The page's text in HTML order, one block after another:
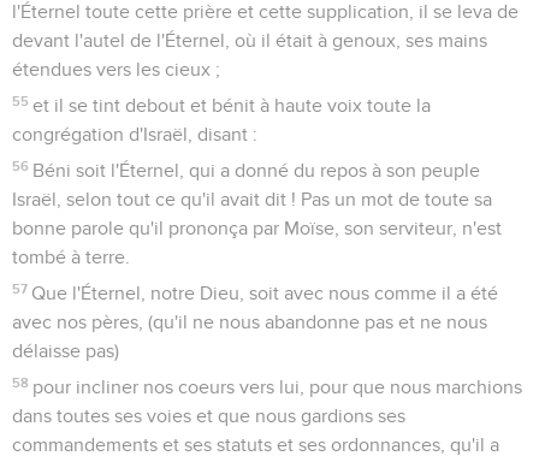
l'Éternel toute cette prière et cette supplication, il se leva de
devant l'autel de l'Éternel, où il était à genoux, ses mains
étendues vers les cieux ;
55 et il se tint debout et bénit à haute voix toute la
congrégation d'Israël, disant :
56 Béni soit l'Éternel, qui a donné du repos à son peuple
Israël, selon tout ce qu'il avait dit ! Pas un mot de toute sa
bonne parole qu'il prononça par Moïse, son serviteur, n'est
tombé à terre.
57 Que l'Éternel, notre Dieu, soit avec nous comme il a été
avec nos pères, (qu'il ne nous abandonne pas et ne nous
délaisse pas)
58 pour incliner nos coeurs vers lui, pour que nous marchions
dans toutes ses voies et que nous gardions ses
commandements et ses statuts et ses ordonnances, qu'il a